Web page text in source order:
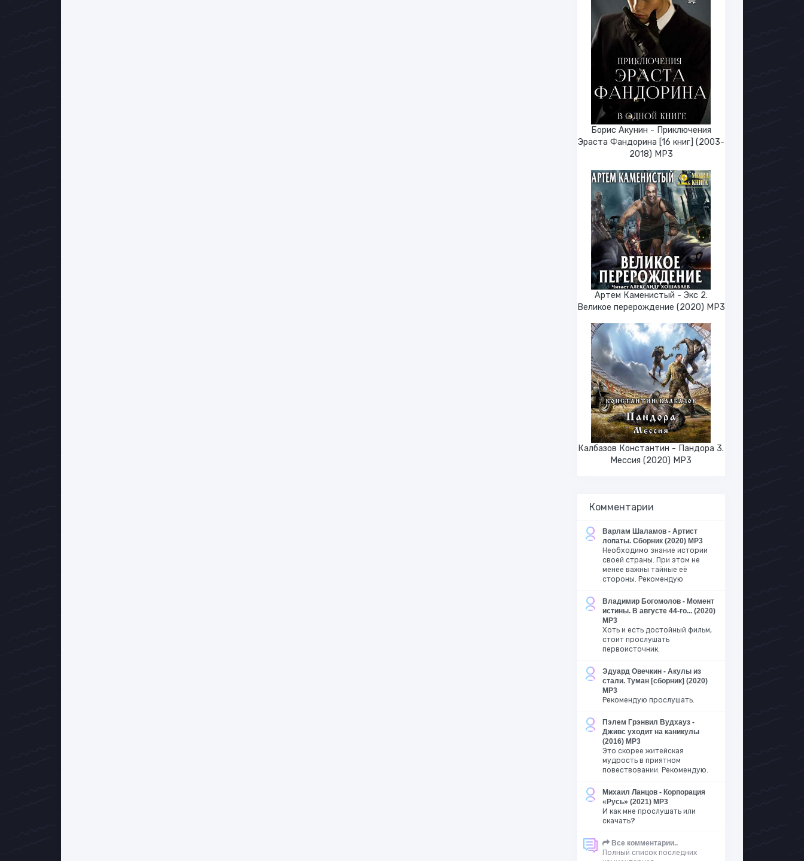
Борис Акунин - Приключения
Эраста Фандорина [16 книг] (2003-
2018) МР3
Артем Каменистый - Экс 2.
Великое перерождение (2020) МР3
Калбазов Константин - Пандора 3.
Мессия (2020) MP3
Комментарии
Варлам Шаламов - Артист
лопаты. Сборник (2020) MP3
Необходимо знание истории
своей страны. При этом не
менее важны тайные её
стороны. Рекомендую
Владимир Богомолов - Момент
истины. В августе 44-го... (2020)
MP3
Хоть и есть достойный фильм,
стоит прослушать
первоисточник.
Эдуард Овечкин - Акулы из
стали. Туман [сборник] (2020)
MP3
Рекомендую прослушать.
Пэлем Грэнвил Вудхауз -
Дживс уходит на каникулы
(2016) MP3
Это скорее житейская
мудрость в приятном
повествовании. Рекомендую.
Михаил Ланцов - Корпорация
«Русь» (2021) MP3
И как мне прослушать или
скачать?
Все комментарии..
Полный список последних